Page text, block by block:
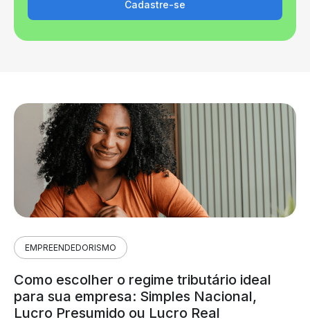
Cadastre-se
EMPREENDEDORISMO
Como escolher o regime tributário ideal
para sua empresa: Simples Nacional,
Lucro Presumido ou Lucro Real